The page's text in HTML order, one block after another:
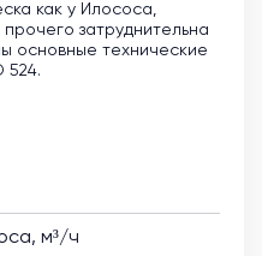
как у Илососа,
затруднительна
основные технические
524.
м³/ч